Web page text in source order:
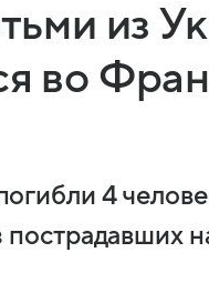
из
во
4
пострадавших